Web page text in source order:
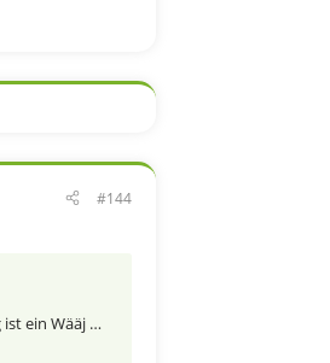
#144
ein Wääj …